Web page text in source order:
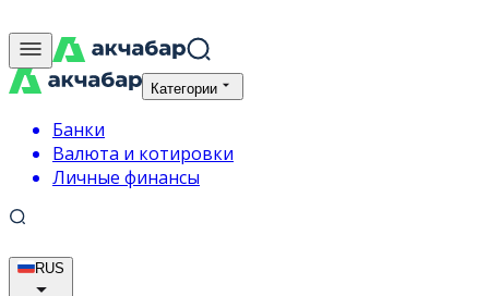
Категории
Банки
Валюта и котировки
Личные финансы
RUS